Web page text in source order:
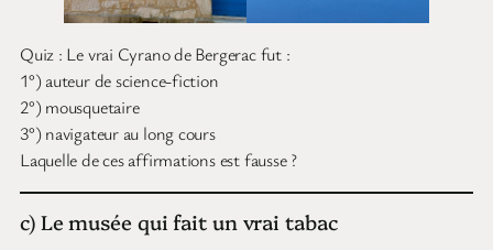
Quiz : Le vrai Cyrano de Bergerac fut :
1°) auteur de science-fiction
2°) mousquetaire
3°) navigateur au long cours
Laquelle de ces affirmations est fausse ?
c) Le musée qui fait un vrai tabac